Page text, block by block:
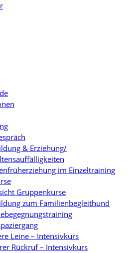
& Erziehung/
im Einzeltraining
Gruppenkurse
zum Familienbegleithund
Leine – Intensivkurs
Rückruf – Intensivkurs